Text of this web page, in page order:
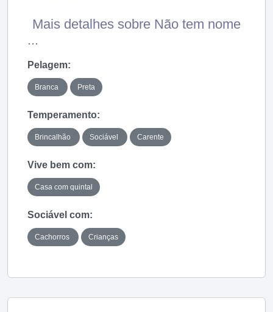
Mais detalhes sobre Não tem nome
...
Pelagem:
Branca Preta
Temperamento:
Brincalhão Sociável Carente
Vive bem com:
Casa com quintal
Sociável com:
Cachorros Crianças